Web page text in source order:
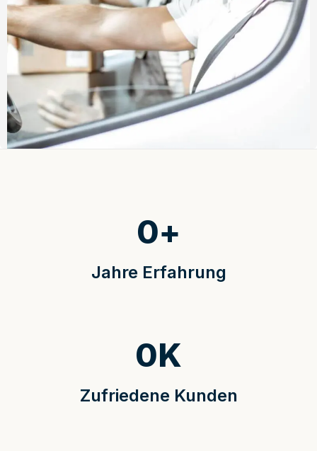
Jahre Erfahrung
0+
Zufriedene Kunden
0K